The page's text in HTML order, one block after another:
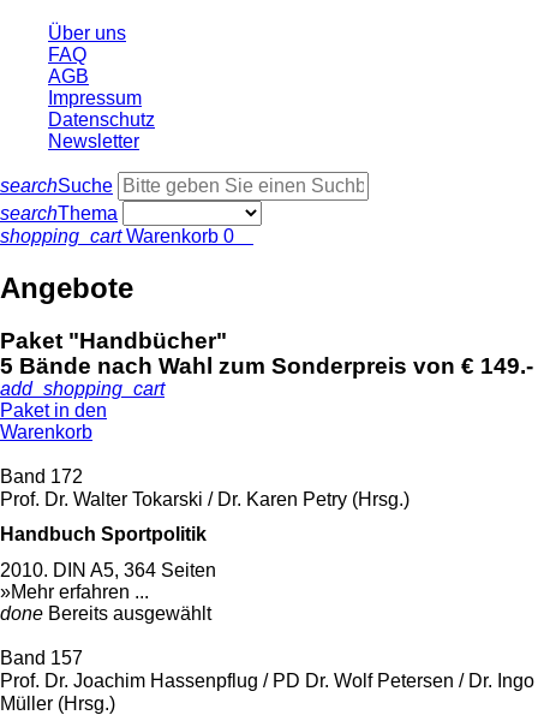
Über uns
FAQ
AGB
Impressum
Datenschutz
Newsletter
searchSuche
searchThema
shopping_cartWarenkorb 0
Angebote
Paket "Handbücher"
5 Bände nach Wahl zum Sonderpreis von € 149.-
add_shopping_cart
Paket in den
Warenkorb
Band 172
Prof. Dr. Walter Tokarski / Dr. Karen Petry (Hrsg.)
Handbuch Sportpolitik
2010. DIN A5, 364 Seiten
»Mehr erfahren ...
done Bereits ausgewählt
Band 157
Prof. Dr. Joachim Hassenpflug / PD Dr. Wolf Petersen / Dr. Ingo
Müller (Hrsg.)